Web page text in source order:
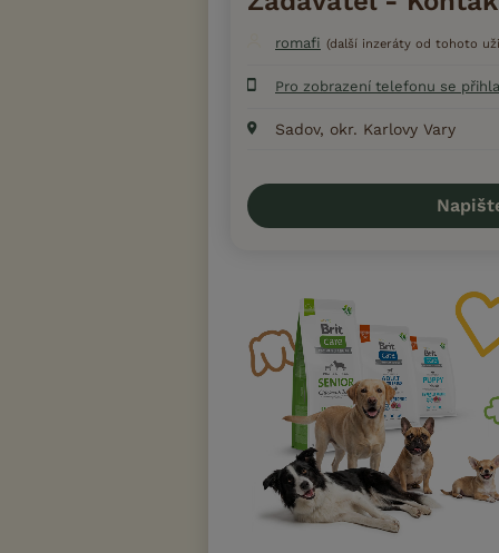
romafi (další inzeráty od tohoto
Pro zobrazení telefonu se
Sadov, okr. Karlovy Vary